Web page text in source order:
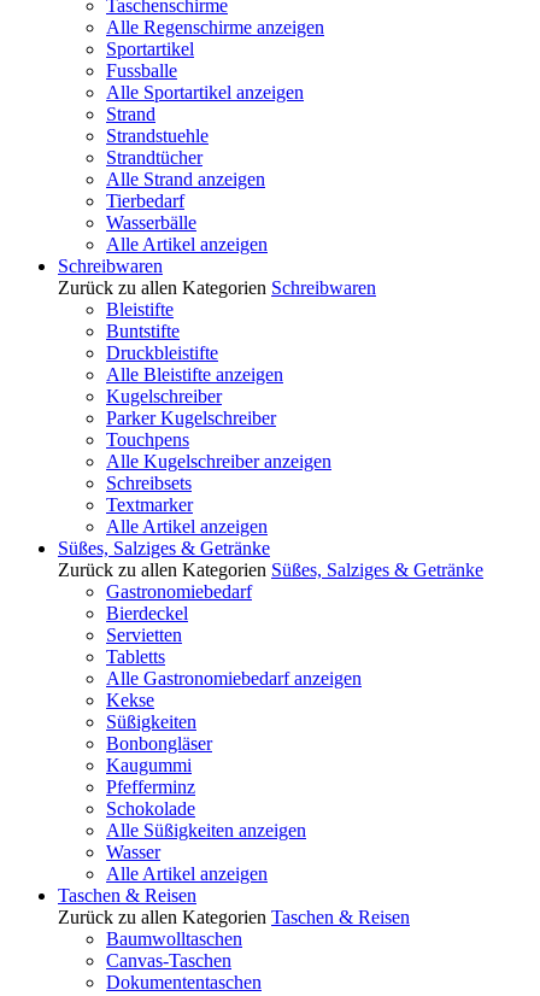
Taschenschirme
Alle Regenschirme anzeigen
Sportartikel
Fussballe
Alle Sportartikel anzeigen
Strand
Strandstuehle
Strandtücher
Alle Strand anzeigen
Tierbedarf
Wasserbälle
Alle Artikel anzeigen
Schreibwaren
Zurück zu allen Kategorien Schreibwaren
Bleistifte
Buntstifte
Druckbleistifte
Alle Bleistifte anzeigen
Kugelschreiber
Parker Kugelschreiber
Touchpens
Alle Kugelschreiber anzeigen
Schreibsets
Textmarker
Alle Artikel anzeigen
Süßes, Salziges & Getränke
Zurück zu allen Kategorien Süßes, Salziges & Getränke
Gastronomiebedarf
Bierdeckel
Servietten
Tabletts
Alle Gastronomiebedarf anzeigen
Kekse
Süßigkeiten
Bonbongläser
Kaugummi
Pfefferminz
Schokolade
Alle Süßigkeiten anzeigen
Wasser
Alle Artikel anzeigen
Taschen & Reisen
Zurück zu allen Kategorien Taschen & Reisen
Baumwolltaschen
Canvas-Taschen
Dokumententaschen